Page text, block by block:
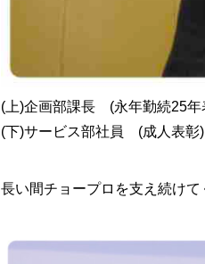
(上)企画部課長 (永年勤続25年
(下)サービス部社員 (成人表彰)
長い間チョープロを支え続け